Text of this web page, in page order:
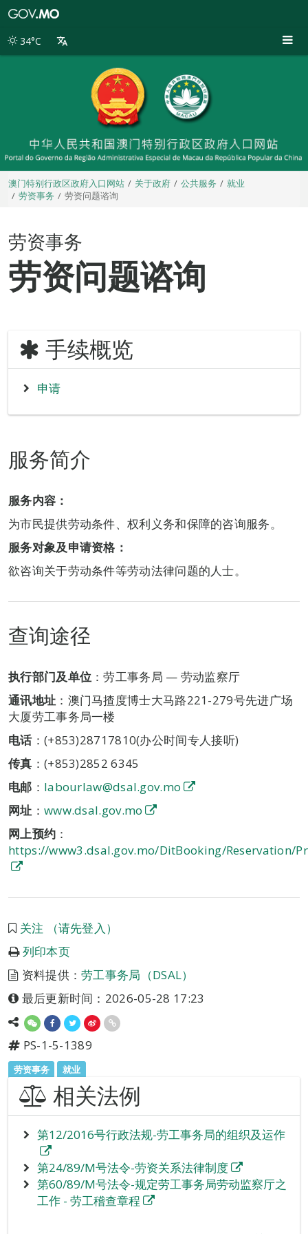
别
34°C
澳门特别行政区政府入口网站 关于政府 公共服务
就业
劳资事务
劳资问题谘询
劳资事务
劳资问题谘询
手续概览
申请
服务简介
服务内容：
为市民提供劳动条件、权利义务和保障的咨询服务。
服务对象及申请资格：
欲咨询关于劳动条件等劳动法律问题的人士。
查询途径
执行部门及单位 ：劳工事务局 — 劳动监察厅
通讯地址 ：澳门马揸度博士大马路221-279号先进广场
大厦劳工事务局一楼
电话：(+853)28717810(办公时间专人接听)
传真 ：(+853)2852 6345
电邮 ： labourlaw@dsal.gov.mo
网址 ： www.dsal.gov.mo
网上预约 ：
https://www3.dsal.gov.mo/DitBooking/Reservation/
关注 （请先登入）
列印本页
资料提供：劳工事务局（DSAL）
最后更新时间：2026-05-28 17:23
PS-1-5-1389
劳资事务 就业
相关法例
第12/2016号行政法规-劳工事务局的组织及运作
第24/89/M号法令-劳资关系法律制度
第60/89/M号法令-规定劳工事务局劳动监察厅之
工作 - 劳工稽查章程